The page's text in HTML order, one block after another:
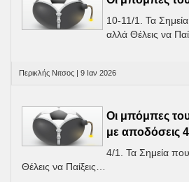
10-11/1. Τα
αλλά Θέλεις να
Περικλής Νιτσος | 9 Ιαν 2026
Οι μπόμπες
με αποδόσεις
4/1. Τα Σημεία
Θέλεις να Παίξεις…